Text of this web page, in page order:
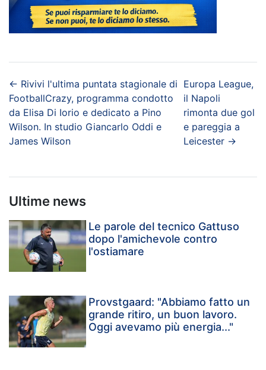
← Rivivi l'ultima puntata stagionale di
FootballCrazy, programma condotto
da Elisa Di Iorio e dedicato a Pino
Wilson. In studio Giancarlo Oddi e
James Wilson
Europa League,
il Napoli
rimonta due gol
e pareggia a
Leicester →
Ultime news
Le parole del tecnico Gattuso
dopo l'amichevole contro
l'ostiamare
Provstgaard: "Abbiamo fatto un
grande ritiro, un buon lavoro.
Oggi avevamo più energia..."